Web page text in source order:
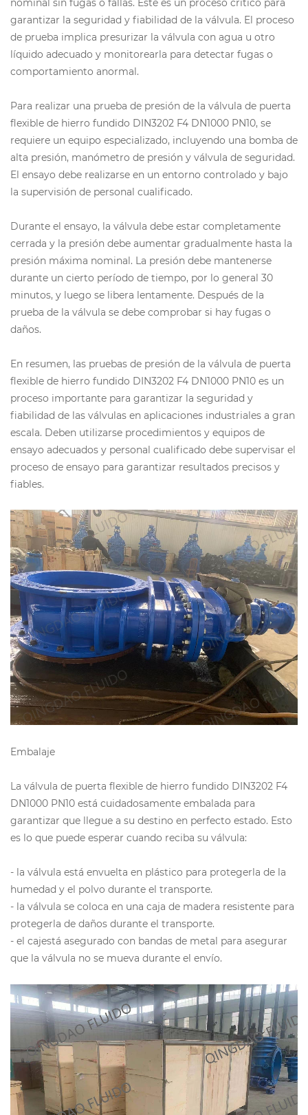
garantizar la seguridad y fiabilidad de la válvula. El proceso
de prueba implica presurizar la válvula con agua u otro
líquido adecuado y monitorearla para detectar fugas o
comportamiento anormal.
Para realizar una prueba de presión de la válvula de puerta
flexible de hierro fundido DIN3202 F4 DN1000 PN10, se
requiere un equipo especializado, incluyendo una bomba de
alta presión, manómetro de presión y válvula de seguridad.
El ensayo debe realizarse en un entorno controlado y bajo
la supervisión de personal cualificado.
Durante el ensayo, la válvula debe estar completamente
cerrada y la presión debe aumentar gradualmente hasta la
presión máxima nominal. La presión debe mantenerse
durante un cierto período de tiempo, por lo general 30
minutos, y luego se libera lentamente. Después de la
prueba de la válvula se debe comprobar si hay fugas o
daños.
En resumen, las pruebas de presión de la válvula de puerta
flexible de hierro fundido DIN3202 F4 DN1000 PN10 es un
proceso importante para garantizar la seguridad y
fiabilidad de las válvulas en aplicaciones industriales a gran
escala. Deben utilizarse procedimientos y equipos de
ensayo adecuados y personal cualificado debe supervisar el
proceso de ensayo para garantizar resultados precisos y
fiables.
Embalaje
La válvula de puerta flexible de hierro fundido DIN3202 F4
DN1000 PN10 está cuidadosamente embalada para
garantizar que llegue a su destino en perfecto estado. Esto
es lo que puede esperar cuando reciba su válvula:
- la válvula está envuelta en plástico para protegerla de la
humedad y el polvo durante el transporte.
- la válvula se coloca en una caja de madera resistente para
protegerla de daños durante el transporte.
- el cajestá asegurado con bandas de metal para asegurar
que la válvula no se mueva durante el envío.